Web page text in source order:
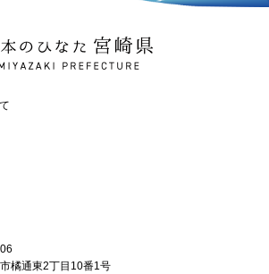
のひなた 宮崎県
PREFECTURE
橘通東2丁目10番1号